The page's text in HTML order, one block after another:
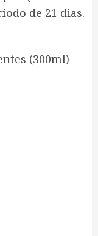
de 21 dias.
(300ml)